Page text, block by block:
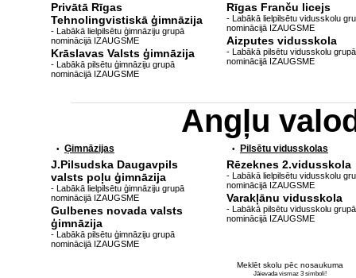
Privātā Rīgas
Tehnolingvistiskā ģimnāzija
- Labākā lielpilsētu ģimnāziju grupā
nominācijā IZAUGSME
Krāslavas Valsts ģimnāzija
- Labākā pilsētu ģimnāziju grupā
nominācijā IZAUGSME
Rīgas Franču licejs
- Labākā lielpilsētu vidusskolu
nominācijā IZAUGSME
Aizputes vidusskola
- Labākā pilsētu vidusskolu grupā
nominācijā IZAUGSME
Angļu
• Ģimnāzijas
J.Pilsudska Daugavpils
valsts poļu ģimnāzija
- Labākā lielpilsētu ģimnāziju grupā
nominācijā IZAUGSME
Gulbenes novada valsts
ģimnāzija
- Labākā pilsētu ģimnāziju grupā
nominācijā IZAUGSME
• Pilsētu vidusskolas
Rēzeknes 2.vidusskola
- Labākā lielpilsētu vidusskolu
nominācijā IZAUGSME
Varakļānu vidusskola
- Labākā pilsētu vidusskolu grupā
nominācijā IZAUGSME
Meklēt skolu pēc nosaukuma
Jāievada vismaz 3 simboli!